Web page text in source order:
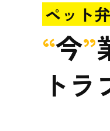
ペット
“今”
ト